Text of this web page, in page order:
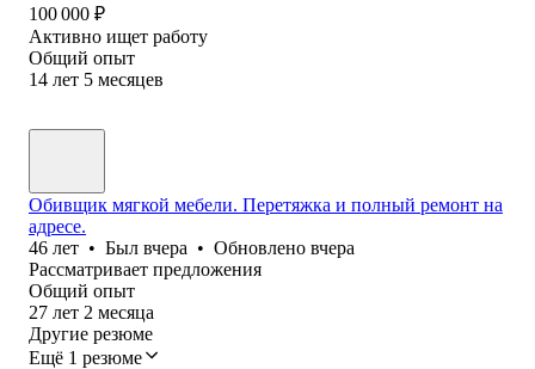
100 000 ₽
Активно ищет работу
Общий опыт
14 лет 5 месяцев
Обивщик мягкой мебели. Перетяжка и полный ремонт на
адресе.
46 лет • Был вчера • Обновлено вчера
Рассматривает предложения
Общий опыт
27 лет 2 месяца
Другие резюме
Ещё 1 резюме